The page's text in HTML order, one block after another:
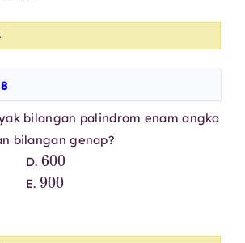
bilangan palindrom enam angka
bilangan genap?
600
900